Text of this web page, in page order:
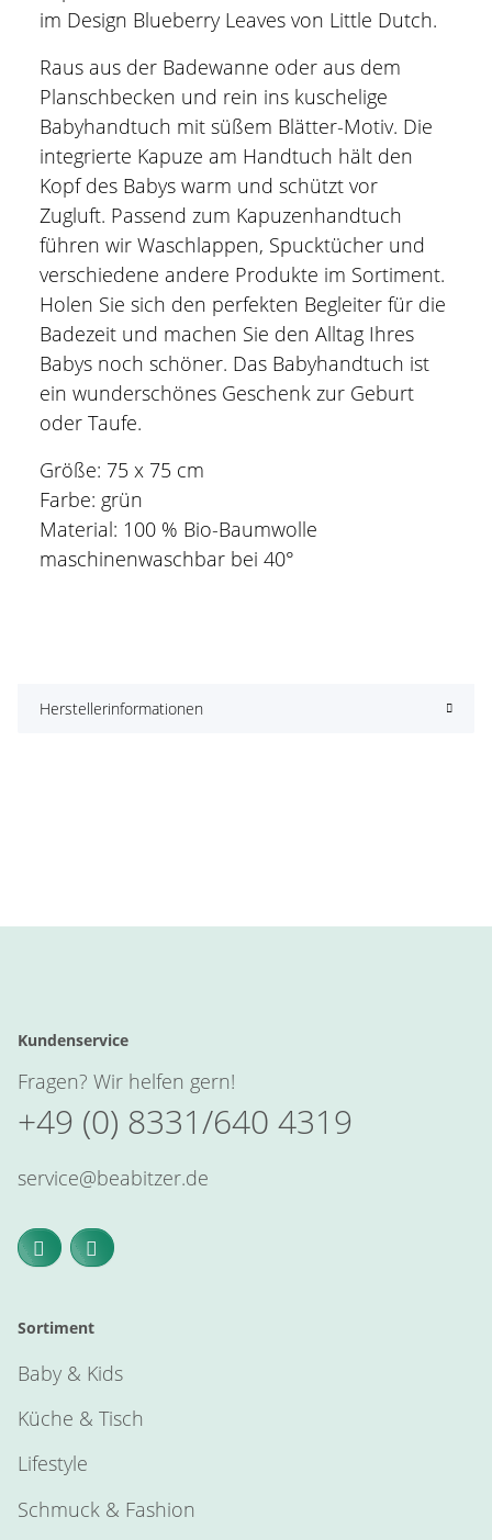
im Design Blueberry Leaves von Little Dutch.
Raus aus der Badewanne oder aus dem
Planschbecken und rein ins kuschelige
Babyhandtuch mit süßem Blätter-Motiv. Die
integrierte Kapuze am Handtuch hält den
Kopf des Babys warm und schützt vor
Zugluft. Passend zum Kapuzenhandtuch
führen wir Waschlappen, Spucktücher und
verschiedene andere Produkte im Sortiment.
Holen Sie sich den perfekten Begleiter für die
Badezeit und machen Sie den Alltag Ihres
Babys noch schöner. Das Babyhandtuch ist
ein wunderschönes Geschenk zur Geburt
oder Taufe.
Größe: 75 x 75 cm
Farbe: grün
Material: 100 % Bio-Baumwolle
maschinenwaschbar bei 40°
Herstellerinformationen
Kundenservice
Fragen? Wir helfen gern!
+49 (0) 8331/640 4319
service@beabitzer.de
Sortiment
Baby & Kids
Küche & Tisch
Lifestyle
Schmuck & Fashion